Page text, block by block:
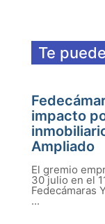
Te
impacto
Ampliado
El gremio
30 julio en el
Fedecámaras
...